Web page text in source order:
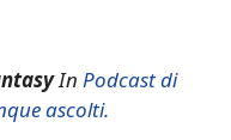
In Podcast di
ascolti.